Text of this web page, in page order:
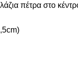
πέτρα στο